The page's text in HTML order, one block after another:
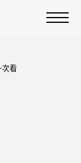
次看